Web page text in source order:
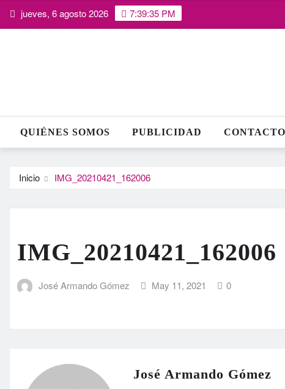
Saltarjueves, 6 agosto 2026 7:39:36 PM
QUIÉNES SOMOS PUBLICIDAD CONTACTO
Inicio IMG_20210421_162006
IMG_20210421_162006
José Armando Gómez May 11, 2021 0
José Armando Gómez